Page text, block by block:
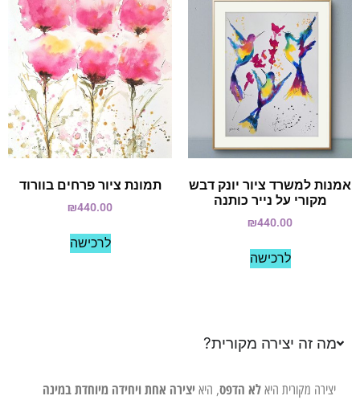
אמנות למשרד ציור יונק דבש
מקורי על נייר כותנה
₪440.00
לרכישה
תמונת ציור פרחים בוורוד
₪440.00
לרכישה
מה זה יצירה מקורית?
יצירה מקורית היא לא הדפס, היא יצירה אחת ויחידה מיוחדת במינה